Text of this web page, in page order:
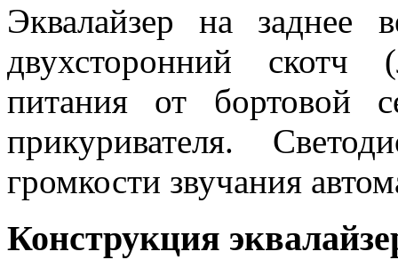
Эквалайзер на заднее
двухсторонний скотч
питания от бортовой
прикуривателя.
громкости звучания
Конструкция